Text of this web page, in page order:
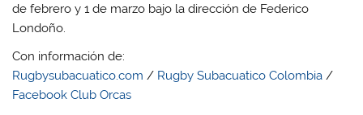
de febrero y 1 de marzo bajo la dirección de Federico
Londoño.
Con información de:
Rugbysubacuatico.com / Rugby Subacuatico Colombia /
Facebook Club Orcas